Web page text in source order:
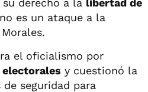
es un ataque a la
el oficialismo por
y cuestionó la
seguridad para